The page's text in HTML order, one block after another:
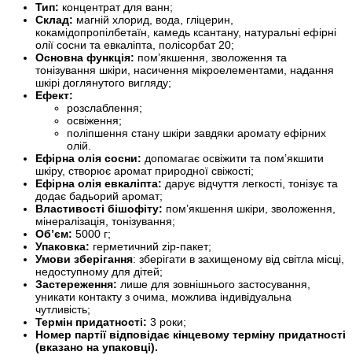
Тип: концентрат для ванн;
Склад: магній хлорид, вода, гліцерин,
кокамідопропілбетаїн, камедь ксантану, натуральні ефірні
олії сосни та евкаліпта, полісорбат 20;
Основна функція: пом’якшення, зволоження та
тонізування шкіри, насичення мікроелементами, надання
шкірі доглянутого вигляду;
Ефект:
розслаблення;
освіження;
поліпшення стану шкіри завдяки аромату ефірних
олій.
Ефірна олія сосни: допомагає освіжити та пом’якшити
шкіру, створює аромат природної свіжості;
Ефірна олія евкаліпта: дарує відчуття легкості, тонізує та
додає бадьорий аромат;
Властивості бішофіту: пом’якшення шкіри, зволоження,
мінералізація, тонізування;
Об’єм: 5000 г;
Упаковка: герметичний zip-пакет;
Умови зберігання: зберігати в захищеному від світла місці,
недоступному для дітей;
Застереження: лише для зовнішнього застосування,
уникати контакту з очима, можлива індивідуальна
чутливість;
Термін придатності: 3 роки;
Номер партії відповідає кінцевому терміну придатності
(вказано на упаковці).